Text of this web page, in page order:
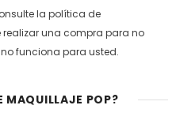
la política de
una compra para no
funciona para usted.
MAQUILLAJE POP?